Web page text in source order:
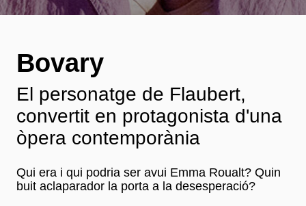
Bovary
El personatge de Flaubert,
convertit en protagonista d'una
òpera contemporània
Qui era i qui podria ser avui Emma Roualt? Quin
buit aclaparador la porta a la desesperació?